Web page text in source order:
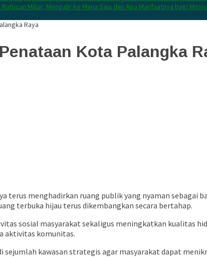
Miliar, Mengalir ke Mana Saja dan Apa Manfaatnya bagi
Raya
Kota Palangka
terus menghadirkan ruang publik yang nyaman sebagai
terbuka hijau terus dikembangkan secara bertahap.
sosial masyarakat sekaligus meningkatkan kualitas
aktivitas komunitas.
kawasan strategis agar masyarakat dapat